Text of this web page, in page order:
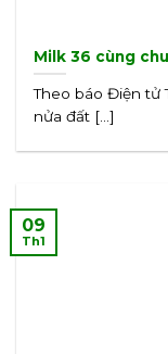
Milk 36 cùng
Theo báo Điện tử
nửa đất [...]
09
Th1